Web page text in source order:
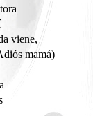
viene,
mamá)